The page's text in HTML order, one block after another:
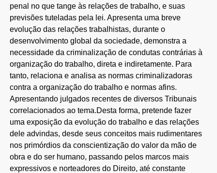
penal no que tange às relações de trabalho, e suas
previsões tuteladas pela lei. Apresenta uma breve
evolução das relações trabalhistas, durante o
desenvolvimento global da sociedade, demonstra a
necessidade da criminalização de condutas contrárias à
organização do trabalho, direta e indiretamente. Para
tanto, relaciona e analisa as normas criminalizadoras
contra a organização do trabalho e normas afins.
Apresentando julgados recentes de diversos Tribunais
correlacionados ao tema.Desta forma, pretende fazer
uma exposição da evolução do trabalho e das relações
dele advindas, desde seus conceitos mais rudimentares
nos primórdios da conscientização do valor da mão de
obra e do ser humano, passando pelos marcos mais
expressivos e norteadores do Direito, até constante